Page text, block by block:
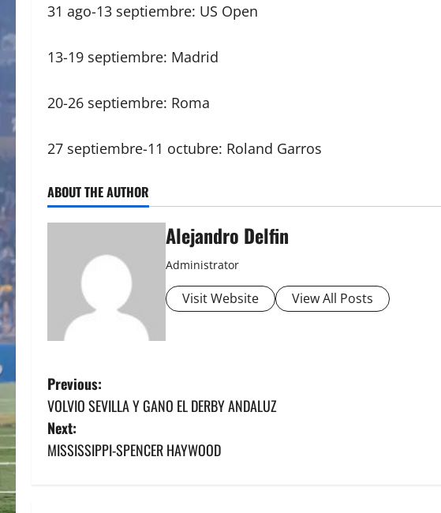
31 ago-13 septiembre: US Open
13-19 septiembre: Madrid
20-26 septiembre: Roma
27 septiembre-11 octubre: Roland Garros
ABOUT THE AUTHOR
Alejandro Delfin
Administrator
Visit Website View All Posts
P
o
s
Previous:
VOLVIO SEVILLA Y GANO EL DERBY ANDALUZ
Next:
MISSISSIPPI-SPENCER HAYWOOD